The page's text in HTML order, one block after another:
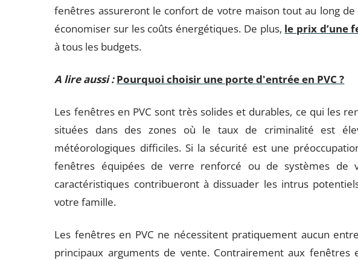
fenêtres assureront le confort de votre maison tout au long de
économiser sur les coûts énergétiques. De plus, le prix d’une
à tous les budgets.
A lire aussi : Pourquoi choisir une porte d'entrée en PVC ?
Les fenêtres en PVC sont très solides et durables, ce qui les
situées dans des zones où le taux de criminalité est
météorologiques difficiles. Si la sécurité est une
fenêtres équipées de verre renforcé ou de systèmes de
caractéristiques contribueront à dissuader les intrus
votre famille.
Les fenêtres en PVC ne nécessitent pratiquement aucun
principaux arguments de vente. Contrairement aux fenêtres